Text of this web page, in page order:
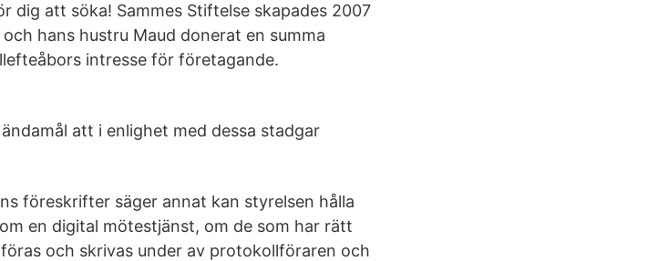
dig att söka! Sammes Stiftelse skapades 2007
hans hustru Maud donerat en summa
intresse för företagande.
att i enlighet med dessa stadgar
föreskrifter säger annat kan styrelsen hålla
en digital mötestjänst, om de som har rätt
och skrivas under av protokollföraren och